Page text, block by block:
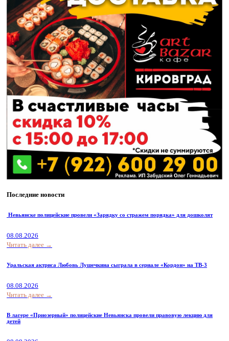
Последние новости
Невьянске полицейские провели «Зарядку со стражем порядка» для дошколят
08.08.2026
Читать далее →
Уральская актриса Любовь Лушечкина сыграла в сериале «Кордон» на ТВ-3
08.08.2026
Читать далее →
В лагере «Приозерный» полицейские Невьянска провели правовую лекцию для
детей